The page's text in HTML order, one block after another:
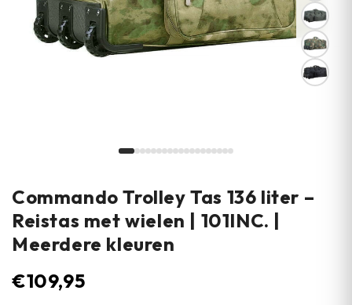
Commando Trolley Tas 136 liter –
Reistas met wielen | 101INC. |
Meerdere kleuren
€109,95